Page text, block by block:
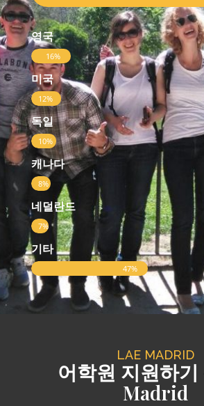
영국
16%
미국
12%
독일
10%
캐나다
8%
네덜란드
7%
기타
47%
LAE MADRID
어학원 지원하
Madrid